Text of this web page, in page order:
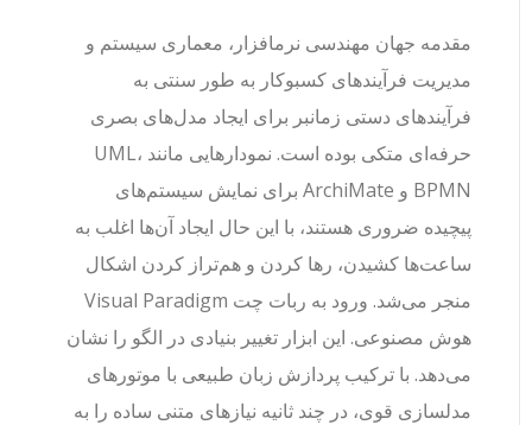
مقدمه جهان مهندسی نرمافزار، معماری سیستم و
مدیریت فرآیندهای کسبوکار به طور سنتی به
فرآیندهای دستی زمانبر برای ایجاد مدل‌های بصری
حرفه‌ای متکی بوده است. نمودارهایی مانند UML،
BPMN و ArchiMate برای نمایش سیستم‌های
پیچیده ضروری هستند، با این حال ایجاد آن‌ها اغلب به
ساعت‌ها کشیدن، رها کردن و هم‌تراز کردن اشکال
منجر می‌شد. ورود به ربات چت Visual Paradigm
هوش مصنوعی. این ابزار تغییر بنیادی در الگو را نشان
می‌دهد. با ترکیب پردازش زبان طبیعی با موتورهای
مدلسازی قوی، در چند ثانیه نیازهای متنی ساده را به